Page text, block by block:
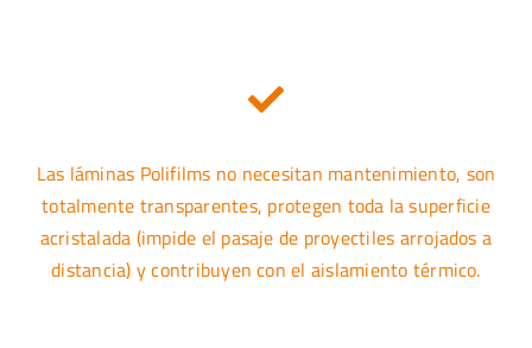
Las láminas Polifilms no necesitan mantenimiento, son
totalmente transparentes, protegen toda la superficie
acristalada (impide el pasaje de proyectiles arrojados a
distancia) y contribuyen con el aislamiento térmico.